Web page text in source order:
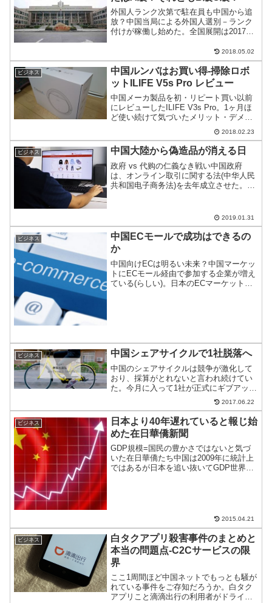
外国人ランク次第で駐在員も中国から追
放？中国当局による外国人選別－ランク
付けが稼働し始めた。全国展開は2017年
はすでにテスト運用が始まっている。駐
在員もランク次第で、在留拒否される可
能性がある。皆さん...
2018.05.02
ビジネス
中国ルンバはお買い得-掃除ロボ
ットILIFE V5s Pro レビュー
中国メーカ製品を初・リピート買い以前
にレビューしたILIFE V3s Pro。1ヶ月ほ
ど使い続けて気づいたメリット・デメリ
ットを追加。さらに今回は、ILIFE V5s
Proを中国メーカ製品で初めてリピート購
入したので合わせてレビュー。
2018.02.23
ビジネス 中国大陸から偽造品が消える日
政府 vs 代购の仁義なき戦い中国政府
は、オンライン取引に関する法(中华人民
共和国电子商务法)を去年成立させた。同
った。中国から偽造品が消える”その日”は
来るの...
2019.01.31
ビジネス
中国ECモールで成功はできるの
か
中国向けECは明るい未来？中国マーケッ
トにECモール経由で参加する企業が増え
ている(らしい)。日本のECマーケットの
ビジネス 中国シェアサイクルで1社脱落へ
中国のシェアサイクルは競争が激化して
おり、採算がとれないと言われ続けてい
た。今月に入って1社が正式にギブアップ
宣言をした。次はどこが脱落するのだろ
2017.06.22
ビジネス
日本より40年遅れていると報じ始
めた在日華僑新聞
GDP規模=国民の豊かさではないと気づ
いた在日華僑たち中国は2009年に統計上
ではあるが日本を追い抜いてGDP世界第
2015.04.21
ビジネス
白タクアプリ殺害事件のまとめと
本当の問題点-C2Cサービスの限
界
ここ1周間ほど中国ネットでもっとも騒が
れている事件をご存知だろうか。白タク
アプリこと滴滴出行の利用者がドライバ